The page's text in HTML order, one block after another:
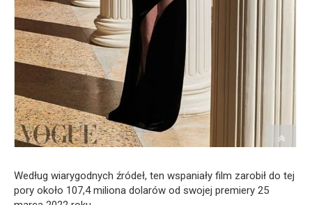
Według wiarygodnych źródeł, ten wspaniały film zarobił do tej
pory około 107,4 miliona dolarów od swojej premiery 25